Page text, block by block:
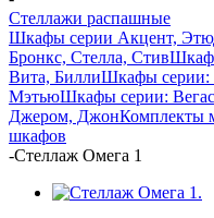
Стеллажи распашные
Шкафы серии Акцент,
Бронкс, Стелла, Стив
Вита, БиллиШкафы серии:
МэтьюШкафы серии:
Джером, ДжонКомплекты
шкафов
-Стеллаж Омега 1